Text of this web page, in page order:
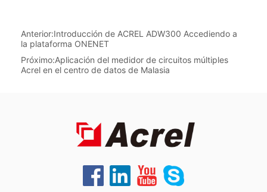
Anterior:Introducción de ACREL ADW300 Accediendo a
la plataforma ONENET
Próximo:Aplicación del medidor de circuitos múltiples
Acrel en el centro de datos de Malasia